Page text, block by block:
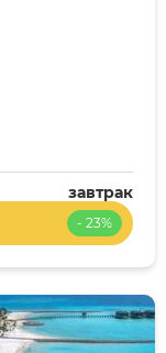
завтрак
- 23%